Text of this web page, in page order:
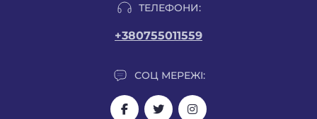
ТЕЛЕФОНИ:
+380755011559
СОЦ МЕРЕЖІ: